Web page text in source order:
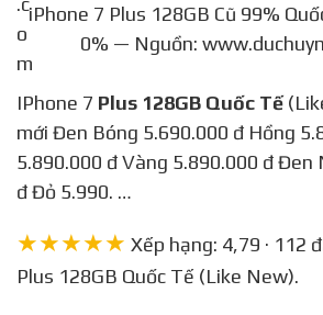
iPhone 7 Plus 128GB Cũ 99%
0% — Nguồn:
IPhone 7 Plus 128GB Quốc Tế
mới Đen Bóng 5.690.000 đ Hồng
5.890.000 đ Vàng 5.890.000 đ Đen
đ Đỏ 5.990. …
★★★★★ Xếp hạng: 4,79 · 112
Plus 128GB Quốc Tế (Like New).